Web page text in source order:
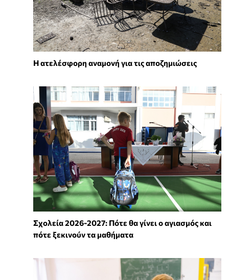
Η ατελέσφορη αναμονή για τις αποζημιώσεις
Σχολεία 2026-2027: Πότε θα γίνει ο αγιασμός και
πότε ξεκινούν τα μαθήματα